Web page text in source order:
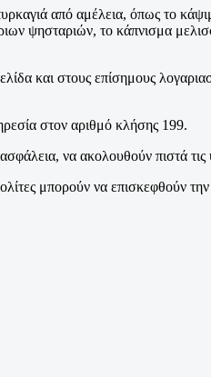
από αμέλεια, όπως το
ψησταριών, το κάπνισμα
και στους επίσημους
στον αριθμό κλήσης 199.
να ακολουθούν πιστά
μπορούν να επισκεφθούν